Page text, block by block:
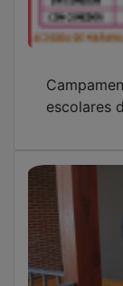
escolares